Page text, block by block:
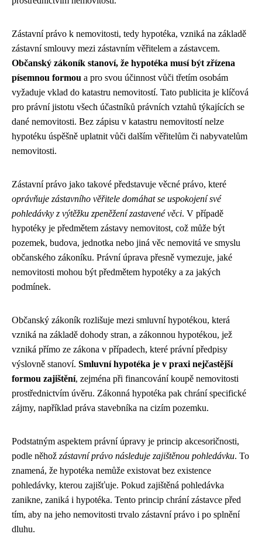
Zástavní právo k nemovitosti, tedy hypotéka, vzniká na základě
zástavní smlouvy mezi zástavním věřitelem a zástavcem.
Občanský zákoník stanoví, že hypotéka musí být zřízena
písemnou formou a pro svou účinnost vůči třetím osobám
vyžaduje vklad do katastru nemovitostí. Tato publicita je klíčová
pro právní jistotu všech účastníků právních vztahů týkajících se
dané nemovitosti. Bez zápisu v katastru nemovitostí nelze
hypotéku úspěšně uplatnit vůči dalším věřitelům či nabyvatelům
nemovitosti.
Zástavní právo jako takové představuje věcné právo, které
oprávňuje zástavního věřitele domáhat se uspokojení své
pohledávky z výtěžku zpeněžení zastavené věci. V případě
hypotéky je předmětem zástavy nemovitost, což může být
pozemek, budova, jednotka nebo jiná věc nemovitá ve smyslu
občanského zákoníku. Právní úprava přesně vymezuje, jaké
nemovitosti mohou být předmětem hypotéky a za jakých
podmínek.
Občanský zákoník rozlišuje mezi smluvní hypotékou, která
vzniká na základě dohody stran, a zákonnou hypotékou, jež
vzniká přímo ze zákona v případech, které právní předpisy
výslovně stanoví. Smluvní hypotéka je v praxi nejčastější
formou zajištění, zejména při financování koupě nemovitosti
prostřednictvím úvěru. Zákonná hypotéka pak chrání specifické
zájmy, například práva stavebníka na cizím pozemku.
Podstatným aspektem právní úpravy je princip akcesoričnosti,
podle něhož zástavní právo následuje zajištěnou pohledávku. To
znamená, že hypotéka nemůže existovat bez existence
pohledávky, kterou zajišťuje. Pokud zajištěná pohledávka
zanikne, zaniká i hypotéka. Tento princip chrání zástavce před
tím, aby na jeho nemovitosti trvalo zástavní právo i po splnění
dluhu.